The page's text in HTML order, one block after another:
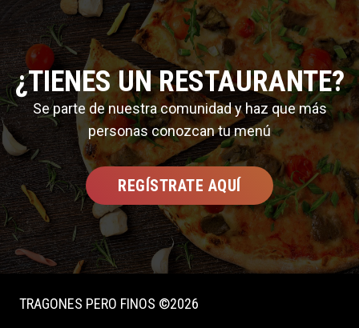
¿TIENES UN RESTAURANTE?
Se parte de nuestra comunidad y haz que más
personas conozcan tu menú
REGÍSTRATE AQUÍ
TRAGONES PERO FINOS ©2026